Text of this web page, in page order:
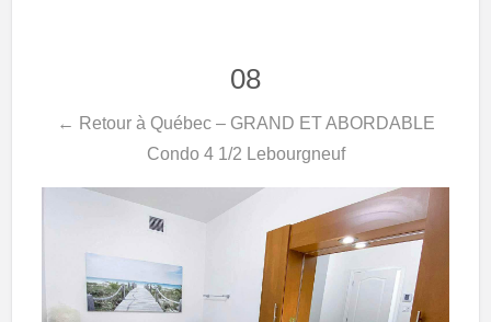
08
← Retour à Québec – GRAND ET ABORDABLE
Condo 4 1/2 Lebourgneuf